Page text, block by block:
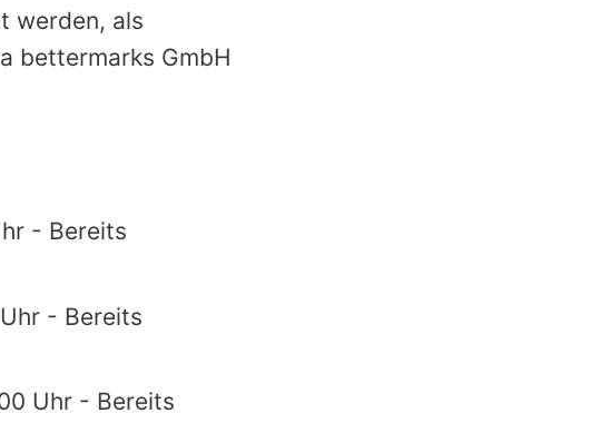
werden, als
bettermarks GmbH
- Bereits
- Bereits
Uhr - Bereits